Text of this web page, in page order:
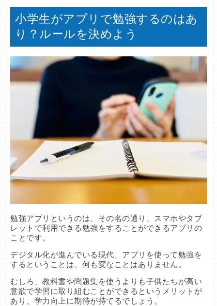
小学生がアプリで勉強するのはあ
り？ルールを決めよう
勉強アプリというのは、その名の通り、スマホやタブ
レットで利用できる勉強をすることができるアプリの
ことです。
デジタル化が進んでいる現代、アプリを使って勉強を
するということは、何も変なことはありません。
むしろ、教科書や問題集を使うよりも子供たちが高い
意欲で学習に取り組むことができるというメリットが
あり、学力向上に期待が持てるでしょう。